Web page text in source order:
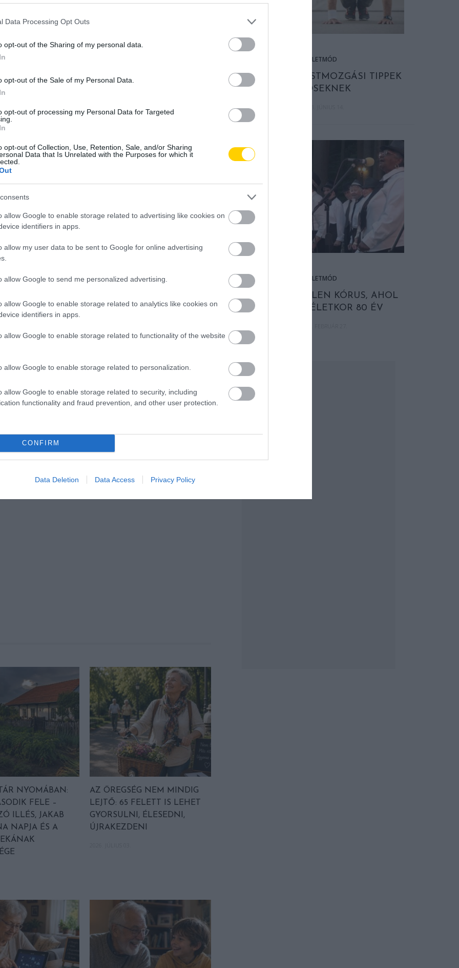
Data Processing Opt Outs
opt-out of the Sharing of my personal data.
opt-out of the Sale of my Personal Data.
opt-out of processing my Personal Data for Targeted
opt-out of Collection, Use, Retention, Sale, and/or Sharing
Data that Is Unrelated with the Purposes for which it
allow Google to enable storage related to advertising like cookies on
identifiers in apps.
allow my user data to be sent to Google for online advertising
allow Google to send me personalized advertising.
allow Google to enable storage related to analytics like cookies on
identifiers in apps.
allow Google to enable storage related to functionality of the website
allow Google to enable storage related to personalization.
allow Google to enable storage related to security, including
functionality and fraud prevention, and other user protection.
CONFIRM
Data Deletion Data Access Privacy Policy
a születésnapok megjegyzése családi hagyomány
mikor melyik unoka született, és sosem hibázott.
egy szép napló vagy naptár nemcsak hasznos, hanem
régi trükkökre hagyatkozunk, a cél ugyanaz: a
el. Mert egy születésnapi köszöntő nemcsak dátum,
megmutatja: számítanak nekünk. És valljuk be, egy
többet ér, mint egy késve küldött bocsánatkérés.
NYOMÁBAN:
FELE –
ILLÉS, JAKAB
NAPJA ÉS A
AZ ÖREGSÉG NEM MINDIG
LEJTŐ: 65 FELETT IS LEHET
GYORSULNI, ÉLESEDNI,
ÚJRAKEZDENI
ÉLETMÓD
EGYSZERŰ TESTMOZGÁSI TIPPEK
IDŐSEKNEK
ÉLETMÓD
EGY HIHETETLEN KÓRUS, AHOL
AZ ÁTLAGÉLETKOR 80 ÉV